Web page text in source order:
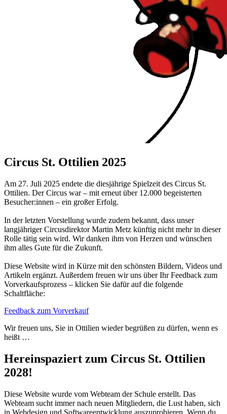
Circus St. Ottilien 2025
Am 27. Juli 2025 endete die diesjährige Spielzeit des Circus St.
Ottilien. Der Circus war – mit erneut über 12.000 begeisterten
Besucher:innen – ein großer Erfolg.
In der letzten Vorstellung wurde zudem bekannt, dass unser
langjähriger Circusdirektor Martin Metz künftig nicht mehr in dieser
Rolle tätig sein wird. Wir danken ihm von Herzen und wünschen
ihm alles Gute für die Zukunft.
Diese Website wird in Kürze mit den schönsten Bildern, Videos und
Artikeln ergänzt. Außerdem freuen wir uns über Ihr Feedback zum
Vorverkaufsprozess – klicken Sie dafür auf die folgende
Schaltfläche:
Feedback zum Vorverkauf
Wir freuen uns, Sie in Ottilien wieder begrüßen zu dürfen, wenn es
heißt …
Hereinspaziert zum Circus St. Ottilien
2028!
Diese Website wurde vom Webteam der Schule erstellt. Das
Webteam sucht immer nach neuen Mitgliedern, die Lust haben, sich
in Webdesign und Softwareentwicklung auszuprobieren. Wenn du